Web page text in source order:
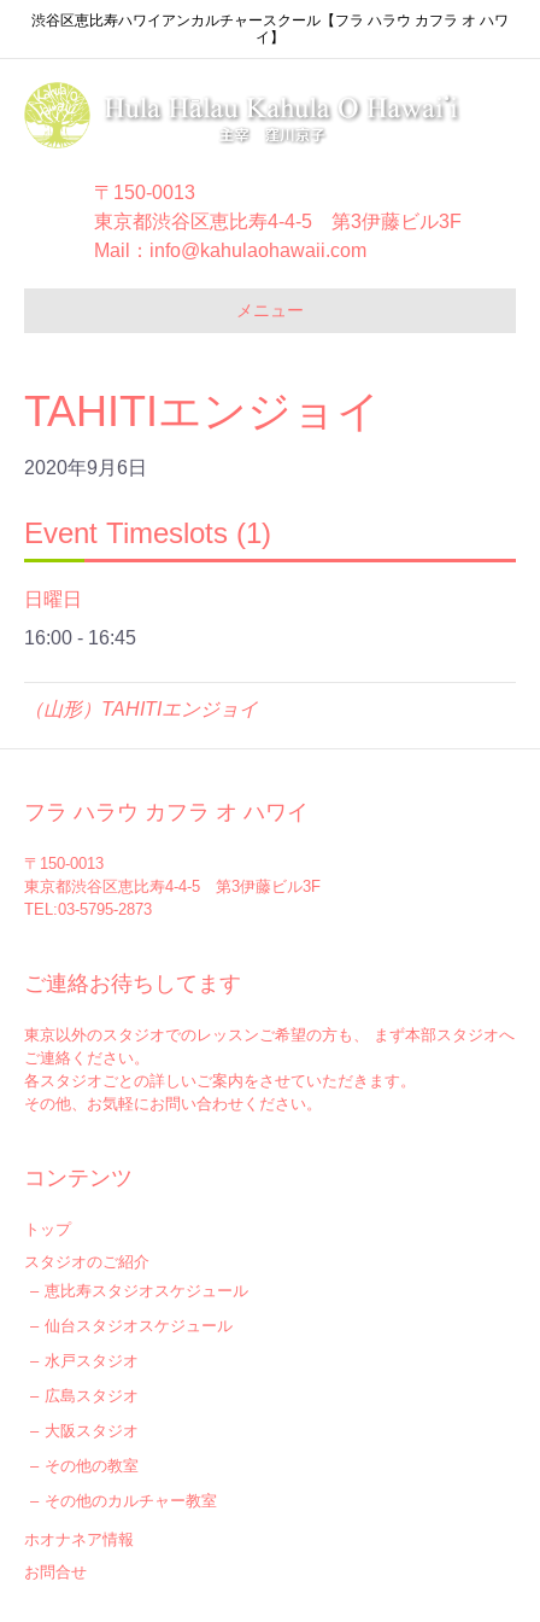
渋谷区恵比寿ハワイアンカルチャースクール【フラ ハラウ カフラ オ ハワ
イ】
〒150-0013
東京都渋谷区恵比寿4-4-5 第3伊藤ビル3F
Mail：info@kahulaohawaii.com
メニュー
TAHITIエンジョイ
2020年9月6日
Event Timeslots (1)
日曜日
16:00 - 16:45
（山形）TAHITIエンジョイ
フラ ハラウ カフラ オ ハワイ
〒150-0013
東京都渋谷区恵比寿4-4-5 第3伊藤ビル3F
TEL:03-5795-2873
ご連絡お待ちしてます
東京以外のスタジオでのレッスンご希望の方も、 まず本部スタジオへ
ご連絡ください。
各スタジオごとの詳しいご案内をさせていただきます。
その他、お気軽にお問い合わせください。
コンテンツ
トップ
スタジオのご紹介
恵比寿スタジオスケジュール
仙台スタジオスケジュール
水戸スタジオ
広島スタジオ
大阪スタジオ
その他の教室
その他のカルチャー教室
ホオナネア情報
お問合せ